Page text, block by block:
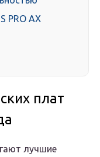
PRO AX
плат
лучшие